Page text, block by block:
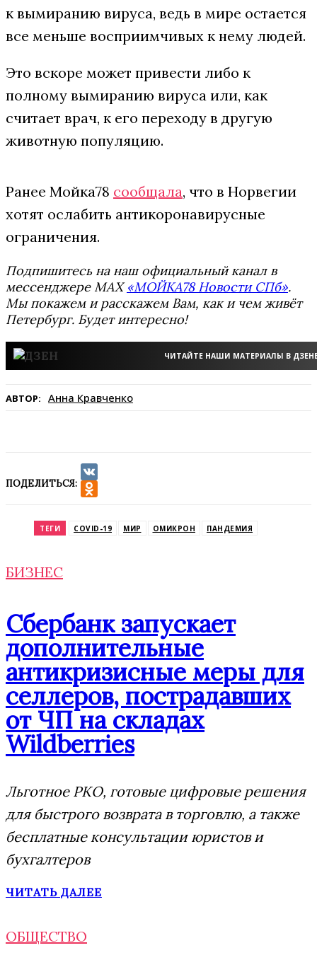
к вымиранию вируса, ведь в мире остается
все меньше восприимчивых к нему людей.
Это вскоре может привести либо к
полному вымиранию вируса или, как
считает врач, к его переходу в другую
животную популяцию.
Ранее Мойка78 сообщала, что в Норвегии
хотят ослабить антикоронавирусные
ограничения.
Подпишитесь на наш официальный канал в
мессенджере MAX«МОЙКА78 Новости СПб».
Мы покажем и расскажем Вам, как и чем живёт
Петербург. Будет интересно!
ЧИТАЙТЕ НАШИ МАТЕРИАЛЫ В
АВТОР: Анна Кравченко
ПОДЕЛИТЬСЯ:
VK
ТЕГИ COVID-19 МИР ОМИКРОН ПАНДЕМИЯ
БИЗНЕС
Сбербанк запускает
дополнительные
антикризисные меры для
селлеров, пострадавших
от ЧП на складах
Wildberries
Льготное РКО, готовые цифровые решения
для быстрого возврата в торговлю, а также
бесплатные консультации юристов и
бухгалтеров
ЧИТАТЬ ДАЛЕЕ
ОБЩЕСТВО